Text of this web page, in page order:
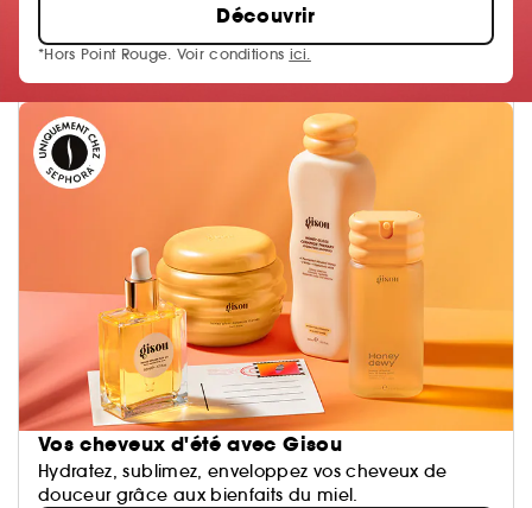
Découvrir
*Hors Point Rouge. Voir conditions ici.
Vos cheveux d'été avec Gisou
Hydratez, sublimez, enveloppez vos cheveux de
douceur grâce aux bienfaits du miel.